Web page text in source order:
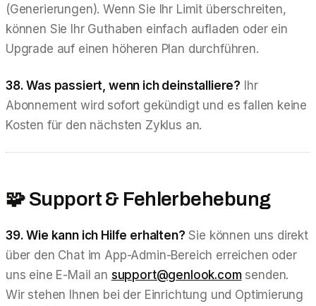
(Generierungen). Wenn Sie Ihr Limit überschreiten,
können Sie Ihr Guthaben einfach aufladen oder ein
Upgrade auf einen höheren Plan durchführen.
38. Was passiert, wenn ich deinstalliere? Ihr
Abonnement wird sofort gekündigt und es fallen keine
Kosten für den nächsten Zyklus an.
🧩 Support & Fehlerbehebung
39. Wie kann ich Hilfe erhalten? Sie können uns direkt
über den Chat im App-Admin-Bereich erreichen oder
uns eine E-Mail an support@genlook.comsenden.
Wir stehen Ihnen bei der Einrichtung und Optimierung